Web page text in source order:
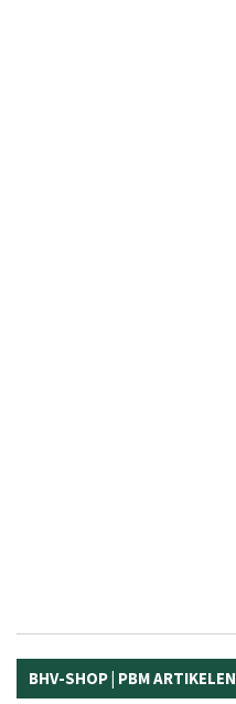
BHV-SHOP | PBM ARTIKELEN